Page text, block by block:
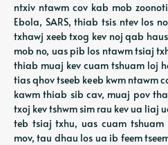
ntxiv ntawm cov kab mob
Ebola, SARS, thiab tsis ntev los
txhawj xeeb txog kev noj qab
mob no, uas pib los ntawm tsiaj
thiab muaj kev cuam tshuam loj
tias qhov tseeb keeb kwm ntawm
kawm thiab sib cav, muaj pov
txoj kev tshwm sim rau kev ua liaj
teb tsiaj txhu, uas cuam
mov, tau dhau los ua ib feem